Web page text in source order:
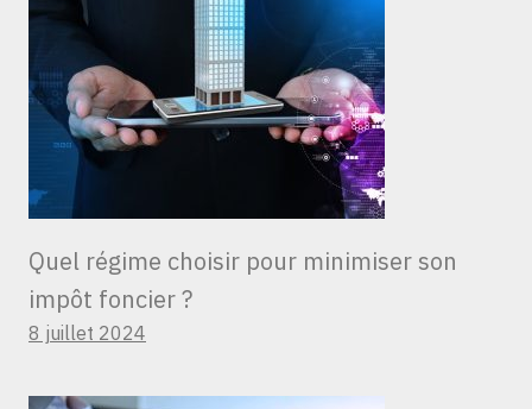
Quel régime choisir pour minimiser son
impôt foncier ?
8 juillet 2024